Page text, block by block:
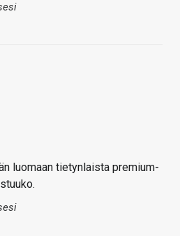
luomaan tietynlaista premium-